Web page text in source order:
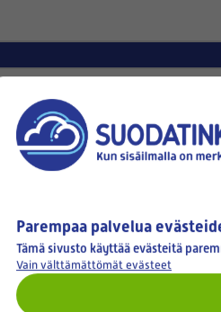
Parempaa palvelua
Tämä sivusto käyttää evästeitä
Vain välttämättömät evästeet